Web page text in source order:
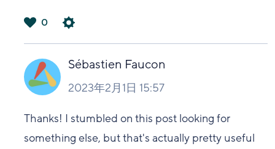
い
0
Sébastien Faucon
2023年2月1日 15:57
Thanks! I stumbled on this post looking for
something else, but that's actually pretty useful